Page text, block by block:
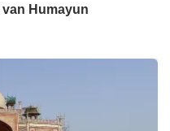
Humayun